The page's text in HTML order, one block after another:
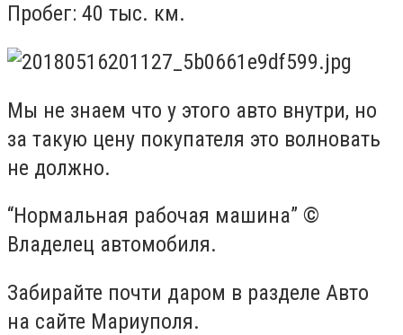
Пробег: 40 тыс. км.
Мы не знаем что у этого авто внутри, но
за такую цену покупателя это волновать
не должно.
“Нормальная рабочая машина” ©
Владелец автомобиля.
Забирайте почти даром в разделе Авто
на сайте Мариуполя.